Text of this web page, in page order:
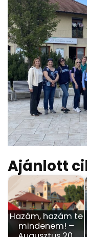
Ajánlott
Hazám, hazám te
mindenem! –